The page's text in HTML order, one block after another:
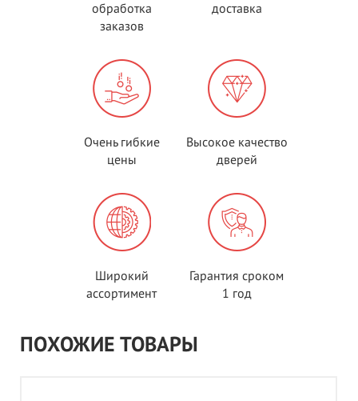
обработка
заказов
доставка
Очень гибкие
цены
Высокое качество
дверей
Широкий
ассортимент
Гарантия сроком
1 год
ПОХОЖИЕ ТОВАРЫ